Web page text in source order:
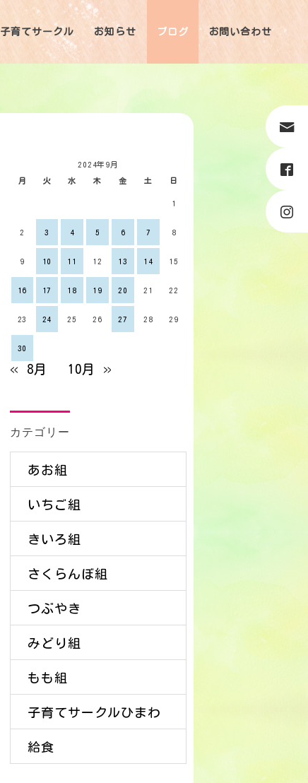
子育てサークル お知らせ ブログ お問い合わせ
2024年9月
月 火 水 木 金 土 日
1
2 3 4 5 6 7 8
9 10 11 12 13 14 15
16 17 18 19 20 21 22
23 24 25 26 27 28 29
30
« 8月 10月 »
カテゴリー
あお組
いちご組
きいろ組
さくらんぼ組
つぶやき
みどり組
もも組
子育てサークルひまわ
り
給食